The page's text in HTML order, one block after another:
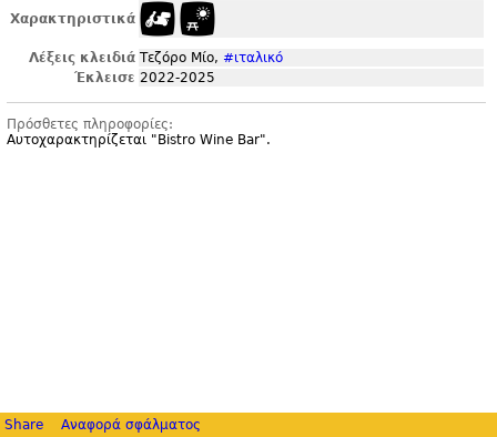
Χαρακτηριστικά
Λέξεις κλειδιά Τεζόρο Μίο, #ιταλικό
Έκλεισε 2022-2025
Πρόσθετες πληροφορίες:
Αυτοχαρακτηρίζεται " Bistro Wine Bar".
Share Αναφορά σφάλματος